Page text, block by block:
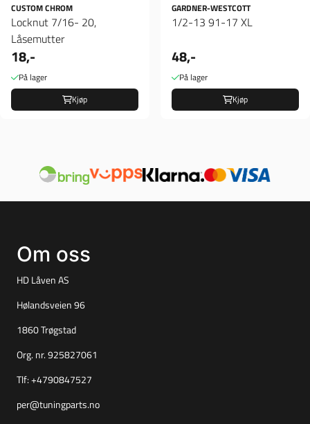
CUSTOM CHROM
Locknut 7/16- 20,
Låsemutter
18,-
På lager
Kjøp
GARDNER-WESTCOTT
1/2-13 91-17 XL
48,-
På lager
Kjøp
Om oss
HD Låven AS
Hølandsveien 96
1860 Trøgstad
Org. nr. 925827061
Tlf: +4790847527
per@tuningparts.no